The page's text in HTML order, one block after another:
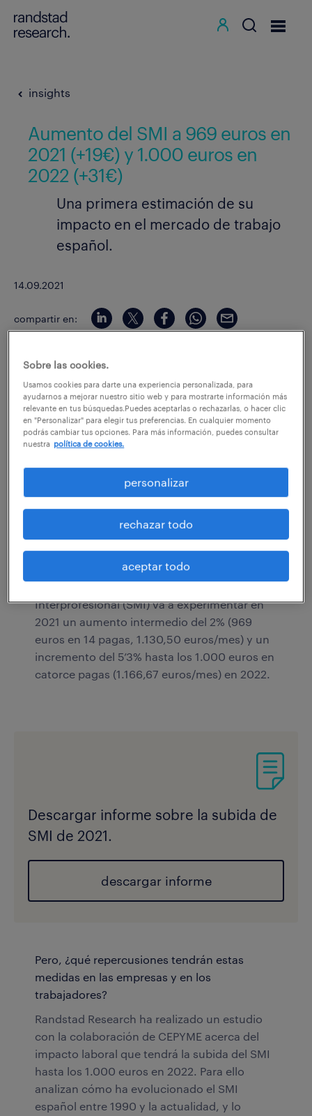
insights
Aumento del SMI a 969 euros en
2021 (+19€) y 1.000 euros en
2022 (+31€)
Una primera estimación de su
impacto en el mercado de trabajo
español.
14.09.2021
compartir en:
¿Cuál será el impacto de la
subida del SMI?
escenario de fragilidad económica, en el que
no hemos recuperado los niveles de empleo
precrisis, puesto que la tasa de paro es aún
elevada, al igual que el número de personas
afectadas por ERTE.
De acuerdo a las nuevas medidas anunciadas
por el gobierno, el Salario Mínimo
Interprofesional (SMI) va a experimentar en
2021 un aumento intermedio del 2% (969
euros en 14 pagas, 1.130,50 euros/mes) y un
incremento del 5’3% hasta los 1.000 euros en
catorce pagas (1.166,67 euros/mes) en 2022.
Descargar informe sobre la subida de
SMI de 2021.
descargar informe
Pero, ¿qué repercusiones tendrán estas
medidas en las empresas y en los
trabajadores?
Randstad Research ha realizado un estudio
con la colaboración de CEPYME acerca del
impacto laboral que tendrá la subida del SMI
hasta los 1.000 euros en 2022. Para ello
analizan cómo ha evolucionado el SMI
español entre 1990 y la actualidad, y lo
Sobre las cookies.
Usamos cookies para darte una experiencia personalizada, para
ayudarnos a mejorar nuestro sitio web y para mostrarte información más
relevante en tus búsquedas.Puedes aceptarlas o rechazarlas, o hacer clic
en "Personalizar" para elegir tus preferencias. En cualquier momento
podrás cambiar tus opciones. Para más información, puedes consultar
nuestra política de cookies.
personalizar
rechazar todo
aceptar todo